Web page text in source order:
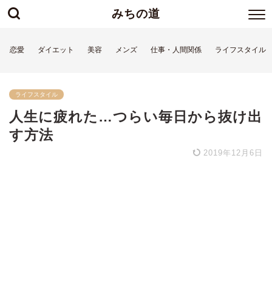
みちの道
恋愛 ダイエット 美容 メンズ 仕事・人間関係 ライフスタイル
ライフスタイル
人生に疲れた…つらい毎日から抜け出
す方法
2019年12月6日